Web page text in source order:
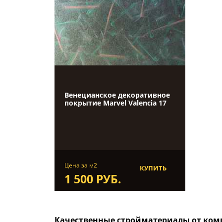
Венецианское декоративное
покрытие Marvel Valenсia 17
Цена за м2
1 500 РУБ.
КУПИТЬ